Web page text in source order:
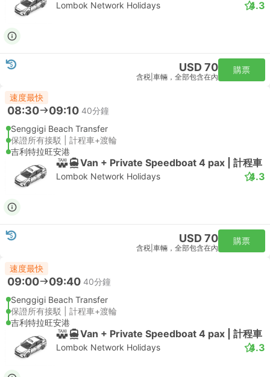
Lombok Network Holidays 4.3
USD 70
含税 車輛，全部包含在內
購票
速度最快
08:30 09:10 40分鐘
Senggigi Beach Transfer
保證所有接駁 | 計程車+渡輪
吉利特拉旺安港
Van + Private Speedboat 4 pax | 計程車
Lombok Network Holidays 4.3
USD 70
含税 車輛，全部包含在內
購票
速度最快
09:00 09:40 40分鐘
Senggigi Beach Transfer
保證所有接駁 | 計程車+渡輪
吉利特拉旺安港
Van + Private Speedboat 4 pax | 計程車
Lombok Network Holidays 4.3